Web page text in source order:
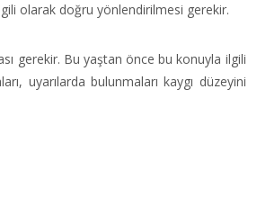
olarak doğru yönlendirilmesi gerekir.
gerekir. Bu yaştan önce bu konuyla ilgili
uyarılarda bulunmaları kaygı düzeyini